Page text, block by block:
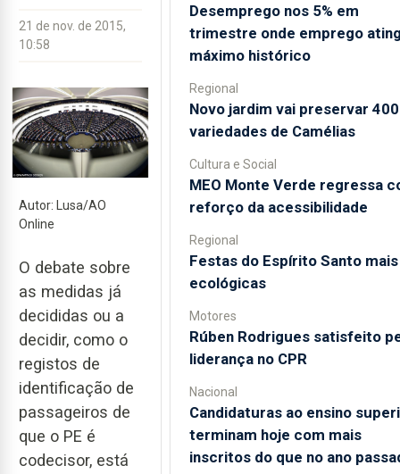
21 de nov. de 2015,
10:58
Autor: Lusa/AO
Online
O debate sobre
as medidas já
decididas ou a
decidir, como o
registos de
identificação de
passageiros de
que o PE é
codecisor, está
Desemprego nos 5% em
trimestre onde emprego
máximo histórico
Regional
Novo jardim vai preservar 400
variedades de Camélias
Cultura e Social
MEO Monte Verde regressa
reforço da acessibilidade
Regional
Festas do Espírito Santo mais
ecológicas
Motores
Rúben Rodrigues satisfeito
liderança no CPR
Nacional
Candidaturas ao ensino
terminam hoje com mais
inscritos do que no ano